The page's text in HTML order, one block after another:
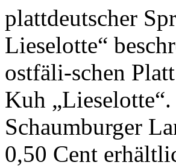
plattdeutscher
Lieselotte“
ostfäli-schen
Kuh
Schaumburger
0,50 Cent